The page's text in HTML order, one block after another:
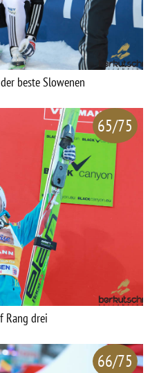
beste Slowenen
65/75
Rang drei
66/75